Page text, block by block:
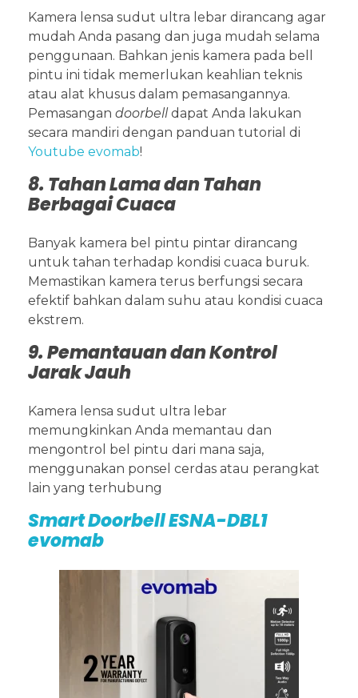
Kamera lensa sudut ultra lebar dirancang agar
mudah Anda pasang dan juga mudah selama
penggunaan. Bahkan jenis kamera pada bell
pintu ini tidak memerlukan keahlian teknis
atau alat khusus dalam pemasangannya.
Pemasangan doorbelldapat Anda lakukan
secara mandiri dengan panduan tutorial di
Youtube evomab!
8. Tahan Lama dan Tahan
Berbagai Cuaca
Banyak kamera bel pintu pintar dirancang
untuk tahan terhadap kondisi cuaca buruk.
Memastikan kamera terus berfungsi secara
efektif bahkan dalam suhu atau kondisi cuaca
ekstrem.
9. Pemantauan dan Kontrol
Jarak Jauh
Kamera lensa sudut ultra lebar
memungkinkan Anda memantau dan
mengontrol bel pintu dari mana saja,
menggunakan ponsel cerdas atau perangkat
lain yang terhubung
Smart Doorbell ESNA-DBL1
evomab